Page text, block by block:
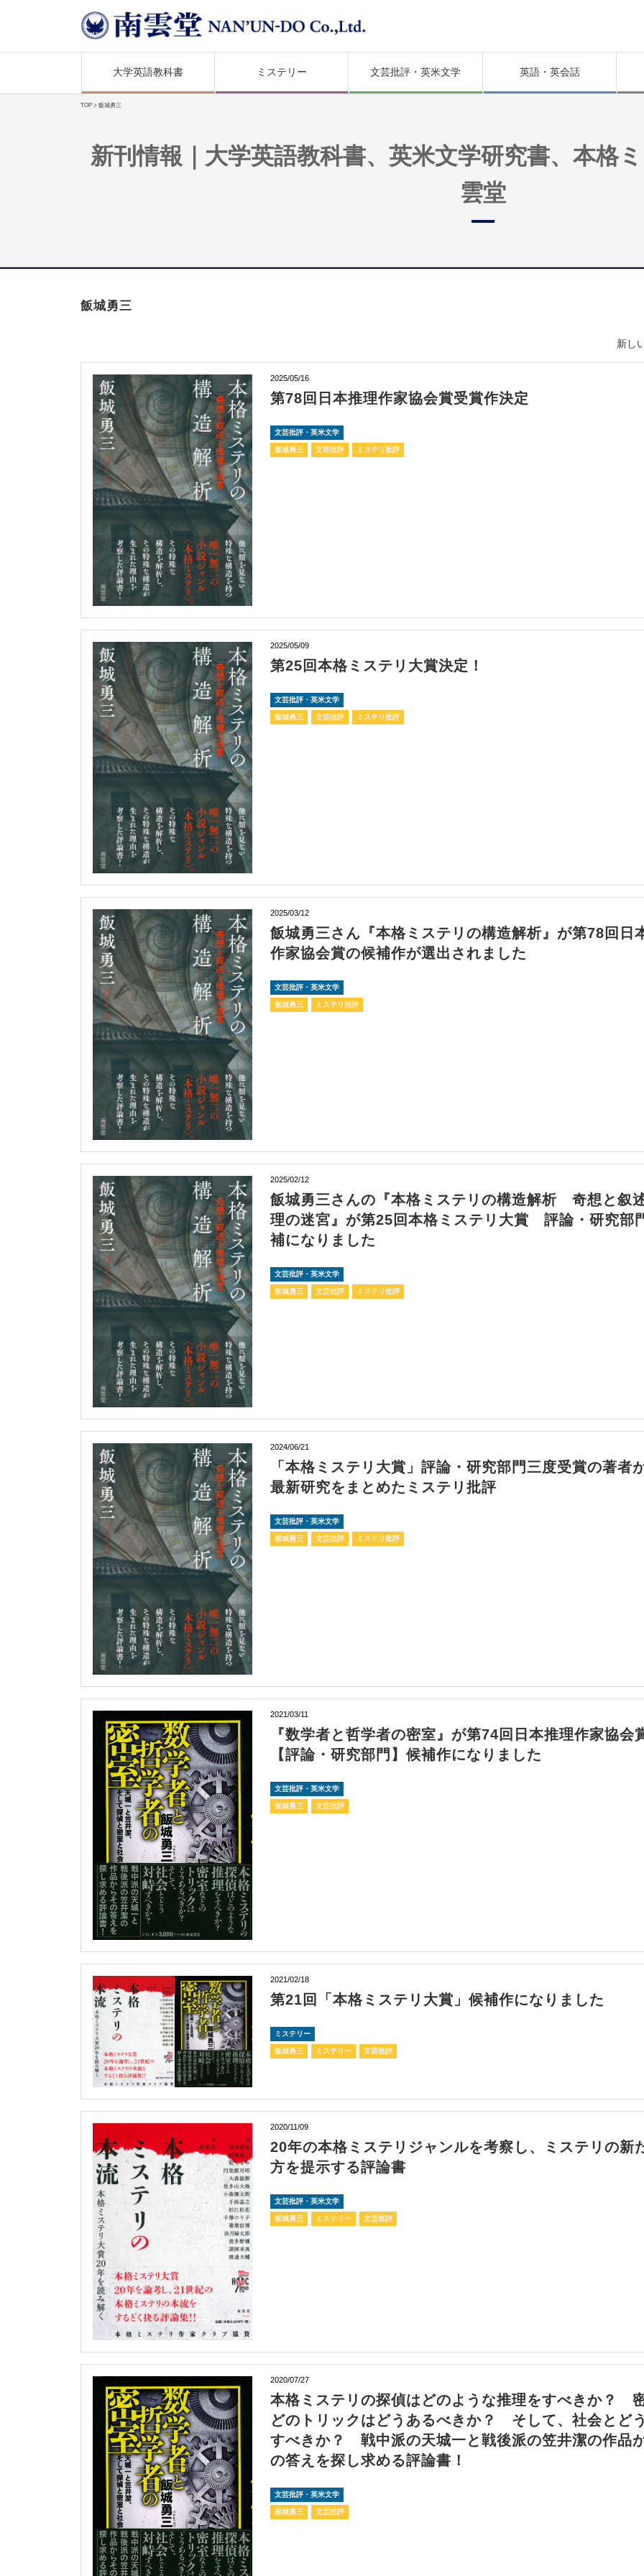
大学英語教科書 ミステリー 文芸批評・英米文学 英語・英会話
TOP > 飯城勇三
新刊情報｜大学英語教科書、英米文学研究書、本格
雲堂
飯城勇三
新し
2025/05/16
第78回日本推理作家協会賞受賞作決定
文芸批評・英米文学
飯城勇三 文芸批評 ミステリ批評
2025/05/09
第25回本格ミステリ大賞決定！
文芸批評・英米文学
飯城勇三 文芸批評 ミステリ批評
2025/03/12
飯城勇三さん『本格ミステリの構造解析』が第78回日
作家協会賞の候補作が選出されました
文芸批評・英米文学
飯城勇三 ミステリ批評
2025/02/12
飯城勇三さんの『本格ミステリの構造解析 奇想と叙
理の迷宮』が第25回本格ミステリ大賞 評論・研究部
補になりました
文芸批評・英米文学
飯城勇三 文芸批評 ミステリ批評
2024/06/21
「本格ミステリ大賞」評論・研究部門三度受賞の著者
最新研究をまとめたミステリ批評
文芸批評・英米文学
飯城勇三 文芸批評 ミステリ批評
2021/03/11
『数学者と哲学者の密室』が第74回日本推理作家協
【評論・研究部門】候補作になりました
文芸批評・英米文学
飯城勇三 文芸批評
2021/02/18
第21回「本格ミステリ大賞」候補作になりました
ミステリー
飯城勇三 ミステリー 文芸批評
2020/11/09
20年の本格ミステリジャンルを考察し、ミステリの新
方を提示する評論書
文芸批評・英米文学
飯城勇三 ミステリー 文芸批評
2020/07/27
本格ミステリの探偵はどのような推理をすべきか？
どのトリックはどうあるべきか？ そして、社会とど
すべきか？ 戦中派の天城一と戦後派の笠井潔の作品
の答えを探し求める評論書！
文芸批評・英米文学
飯城勇三 文芸批評